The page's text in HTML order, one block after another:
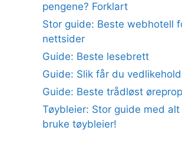
pengene? Forklart
Stor guide: Beste webhotell
nettsider
Guide: Beste lesebrett
Guide: Slik får du
Guide: Beste trådløst
Tøybleier: Stor guide med
bruke tøybleier!